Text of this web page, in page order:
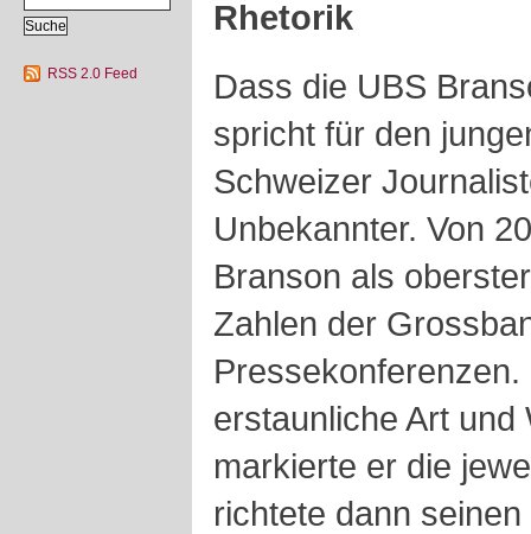
RSS 2.0 Feed
Rhetorik
Dass die UBS
spricht für den
Schweizer
Unbekannter. Von
Branson als
Zahlen der
erstaunliche Art und
markierte er die
richtete dann